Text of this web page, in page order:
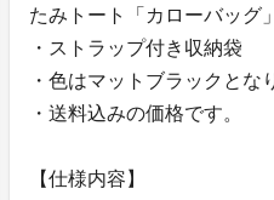
たみトート「カローバッグ
・ストラップ付き収納袋
・色はマットブラックとな
・送料込みの価格です。
【仕様内容】